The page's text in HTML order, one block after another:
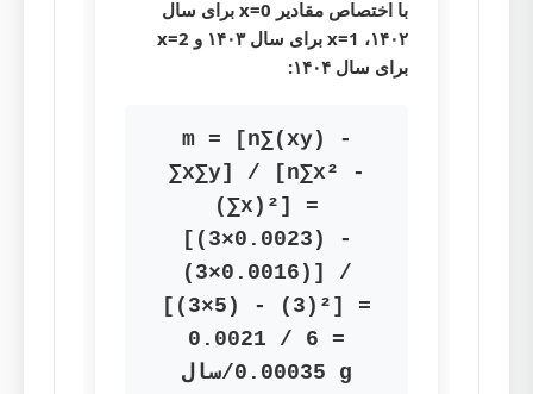
با اختصاص مقادیر x=0 برای سال
۱۴۰۲، x=1 برای سال ۱۴۰۳ و x=2
برای سال ۱۴۰۴:
m = [n∑(xy) -
∑x∑y] / [n∑x² -
(∑x)²] =
[(3×0.0023) -
(3×0.0016)] /
[(3×5) - (3)²] =
0.0021 / 6 =
0.00035 g/سال